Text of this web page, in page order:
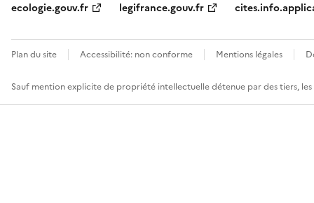
ecologie.gouv.fr
legifrance.gouv.fr
Plan du site Accessibilité: non conforme Mentions légales
Sauf mention explicite de propriété intellectuelle détenue par des tiers,